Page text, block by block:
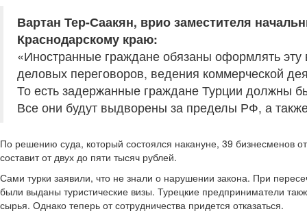
Вартан Тер-Саакян, врио заместителя
Краснодарскому краю:
«Иностранные граждане обязаны оформлять
деловых переговоров, ведения коммерческой
То есть задержанные граждане Турции должны
Все они будут выдворены за пределы РФ, а
По решению суда, который состоялся накануне, 39 бизнесменов
составит от двух до пяти тысяч рублей.
Сами турки заявили, что не знали о нарушении закона. При
были выданы туристические визы. Турецкие предприниматели
сырья. Однако теперь от сотрудничества придется отказаться.